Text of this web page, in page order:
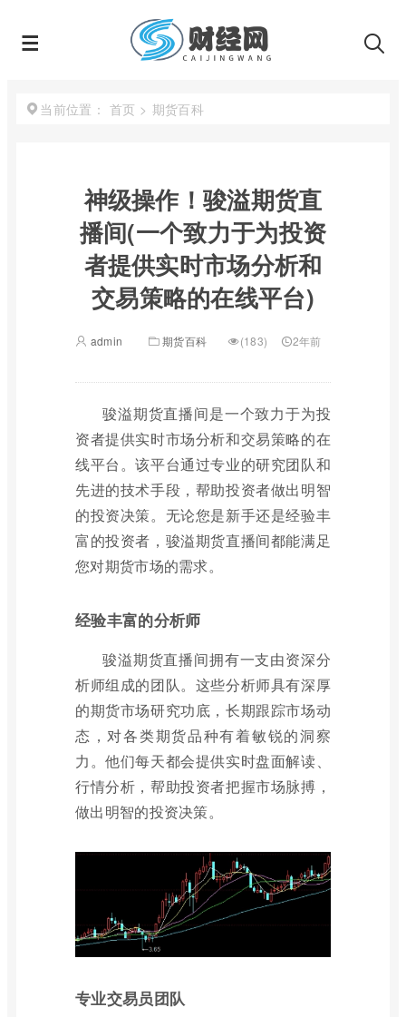
当前位置： 首页 > 期货百科
神级操作！骏溢期货直
播间(一个致力于为投资
者提供实时市场分析和
交易策略的在线平台)
admin 期货百科 (183) 2年前
骏溢期货直播间是一个致力于为投
资者提供实时市场分析和交易策略的在
线平台。该平台通过专业的研究团队和
先进的技术手段，帮助投资者做出明智
的投资决策。无论您是新手还是经验丰
富的投资者，骏溢期货直播间都能满足
您对期货市场的需求。
经验丰富的分析师
骏溢期货直播间拥有一支由资深分
析师组成的团队。这些分析师具有深厚
的期货市场研究功底，长期跟踪市场动
态，对各类期货品种有着敏锐的洞察
力。他们每天都会提供实时盘面解读、
行情分析，帮助投资者把握市场脉搏，
做出明智的投资决策。
专业交易员团队